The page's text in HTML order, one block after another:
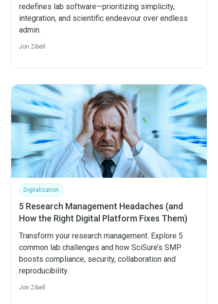
redefines lab software—prioritizing simplicity,
integration, and scientific endeavour over endless
admin.
Jon Zibell
Digitalization
5 Research Management Headaches (and
How the Right Digital Platform Fixes Them)
Transform your research management. Explore 5
common lab challenges and how SciSure’s SMP
boosts compliance, security, collaboration and
reproducibility.
Jon Zibell